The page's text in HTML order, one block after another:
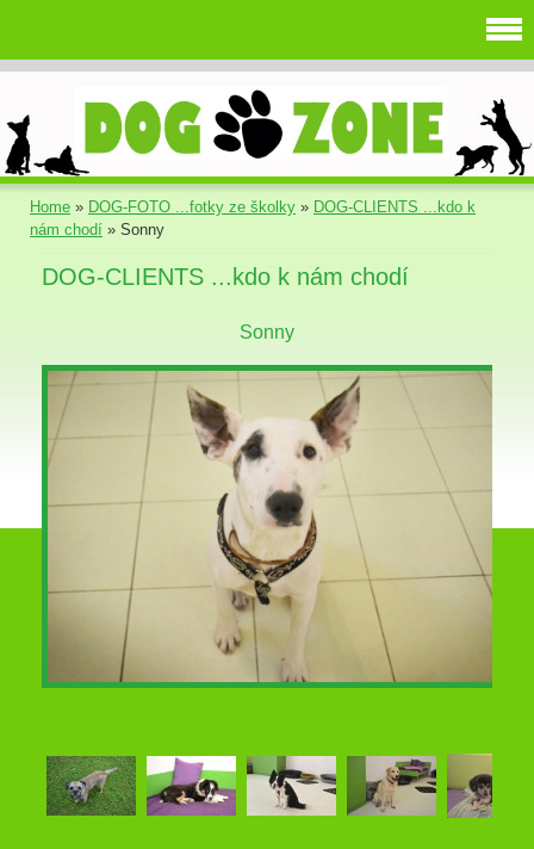
Home » DOG-FOTO ...fotky ze školky » DOG-CLIENTS ...kdo k
nám chodí » Sonny
DOG-CLIENTS ...kdo k nám chodí
Sonny